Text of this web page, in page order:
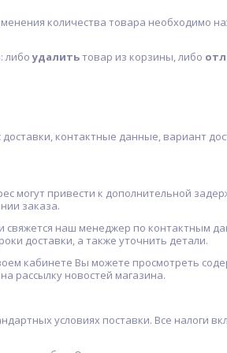
количества товара необходимо
либоудалитьтовар из корзины, либо
контактные данные, вариант
могут привести к дополнительной
заказа.
свяжется наш менеджер по контактным
доставки, а также уточнить детали.
кабинете Вы можете просмотреть
рассылку новостей магазина.
условиях поставки. Все налоги